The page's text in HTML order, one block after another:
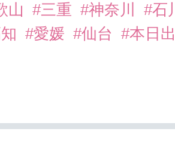
山 #三重 #神奈川
#石
#愛媛 #仙台 #本日